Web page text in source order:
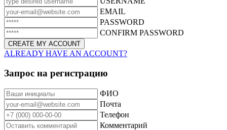
EMAIL
PASSWORD
CONFIRM PASSWORD
ALREADY HAVE AN ACCOUNT?
Запрос на регистрацию
ФИО
Почта
Телефон
Комментарий